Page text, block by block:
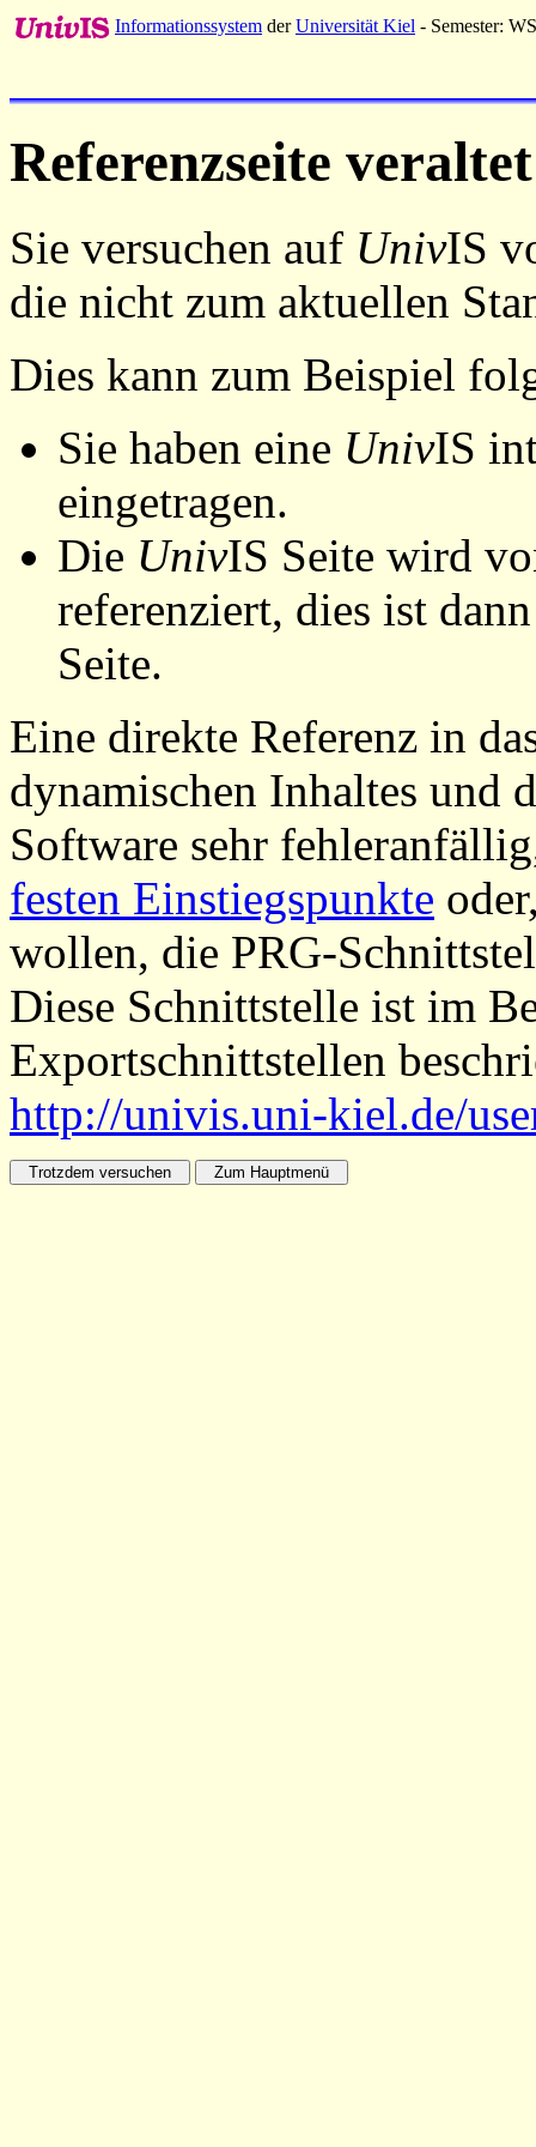
Informationssystem derUniversität Kiel - Semester:
Referenzseite veraltet
Sie versuchen auf UnivIS
die nicht zum aktuellen
Dies kann zum Beispiel
Sie haben eine UnivIS
eingetragen.
Die UnivIS Seite wird
referenziert, dies ist
Seite.
Eine direkte Referenz in
dynamischen Inhaltes und
Software sehr
festen Einstiegspunkte
wollen, die PRG-
Diese Schnittstelle ist im
Exportschnittstellen
http://univis.uni-kiel.de/